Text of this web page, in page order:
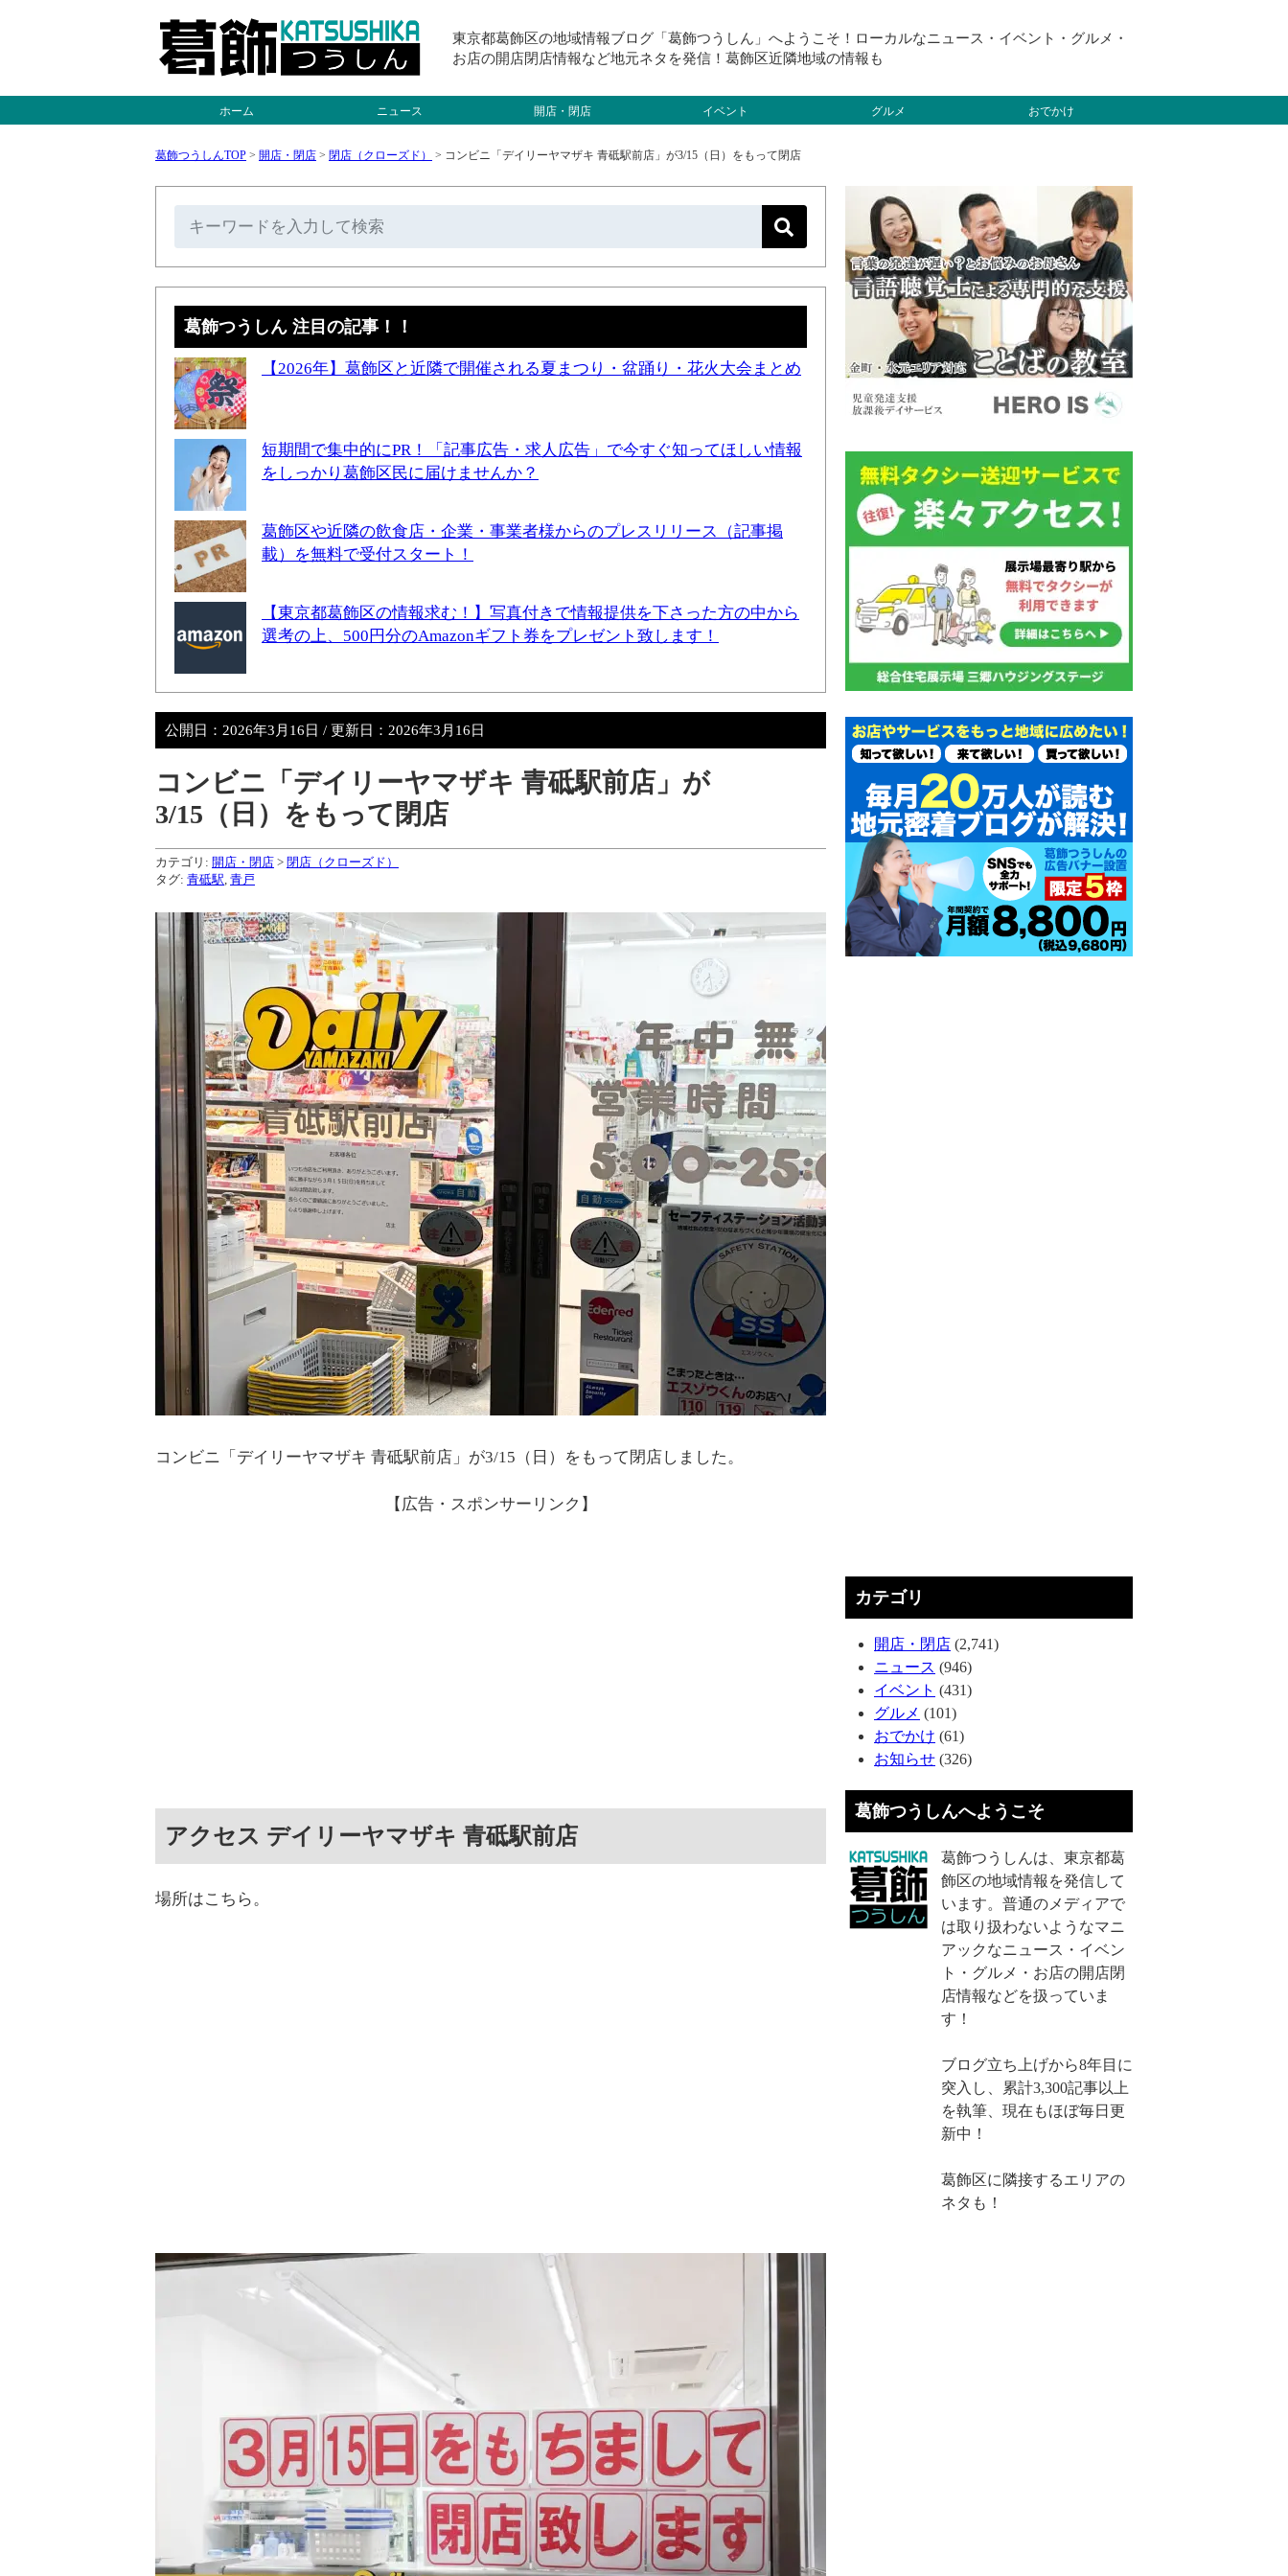
東京都葛飾区の地域情報ブログ「葛飾つうしん」へようこそ！ローカルなニュース・イベント・グルメ・
お店の開店閉店情報など地元ネタを発信！葛飾区近隣地域の情報も
ホーム ニュース 開店・閉店 イベント グルメ おでかけ
葛飾つうしんTOP > 開店・閉店 > 閉店（クローズド） > コンビニ「デイリーヤマザキ 青砥駅前店」が3/15（日）をもって閉店
葛飾つうしん 注目の記事！！
【2026年】葛飾区と近隣で開催される夏まつり・盆踊り・花火大会まとめ
短期間で集中的にPR！「記事広告・求人広告」で今すぐ知ってほしい情報
をしっかり葛飾区民に届けませんか？
葛飾区や近隣の飲食店・企業・事業者様からのプレスリリース（記事掲
載）を無料で受付スタート！
【東京都葛飾区の情報求む！】写真付きで情報提供を下さった方の中から
選考の上、500円分のAmazonギフト券をプレゼント致します！
公開日： 2026年3月16日 / 更新日： 2026年3月16日
コンビニ「デイリーヤマザキ 青砥駅前店」が
3/15（日）をもって閉店
カテゴリ: 開店・閉店 > 閉店（クローズド）
タグ: 青砥駅 青戸
コンビニ「デイリーヤマザキ 青砥駅前店」が3/15（日）をもって閉店しました。
【広告・スポンサーリンク】
アクセス デイリーヤマザキ 青砥駅前店
場所はこちら。
カテゴリ
開店・閉店 (2,741)
ニュース (946)
イベント (431)
グルメ (101)
おでかけ (61)
お知らせ (326)
葛飾つうしんへようこそ
葛飾つうしんは、東京都葛
飾区の地域情報を発信して
います。普通のメディアで
は取り扱わないようなマニ
アックなニュース・イベン
ト・グルメ・お店の開店閉
店情報などを扱っていま
す！
ブログ立ち上げから8年目に
突入し、累計3,300記事以上
を執筆、現在もほぼ毎日更
新中！
葛飾区に隣接するエリアの
ネタも！